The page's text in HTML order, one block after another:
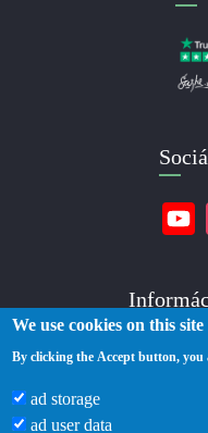
O nás
We use cookies on this
By clicking the Accept button, you
ad storage
ad user data